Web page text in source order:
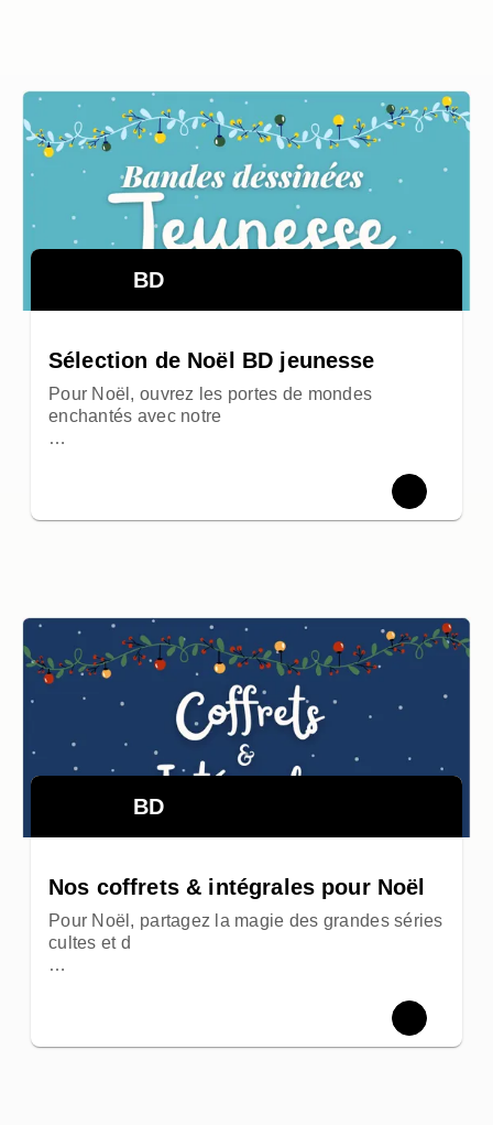
BD
Sélection de Noël BD jeunesse
Pour Noël, ouvrez les portes de mondes
enchantés avec notre
…
BD
Nos coffrets & intégrales pour Noël
Pour Noël, partagez la magie des grandes séries
cultes et d
…